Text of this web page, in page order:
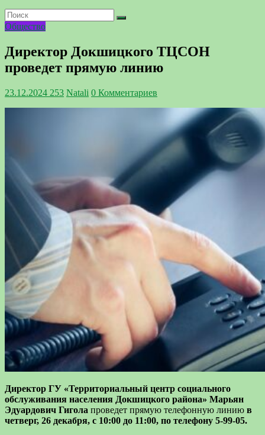
Общество
Директор Докшицкого ТЦСОН
проведет прямую линию
23.12.2024 253 Natali 0 Комментариев
Директор ГУ «Территориальный центр социального
обслуживания населения Докшицкого района» Марьян
Эдуардович Гигола проведет прямую телефонную линию в
четверг, 26 декабря, с 10:00 до 11:00, по телефону 5-99-05.